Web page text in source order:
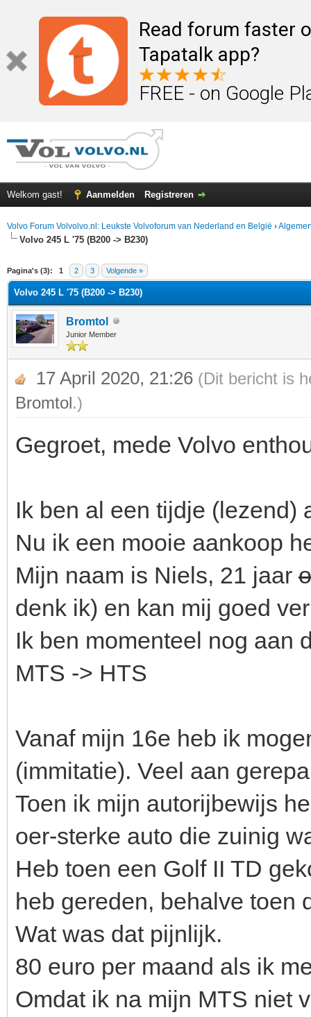
Read forum faster
Tapatalk app?
FREE - on Google
Welkom gast! Aanmelden Registreren
Volvo Forum Volvolvo.nl: Leukste Volvoforum van Nederland en België ›
Volvo 245 L '75 (B200 -> B230)
Pagina's (3): 1 2 3 Volgende »
waardering is 5
Volvo 245 L '75 (B200 -> B230)
Bromtol
Junior Member
17 April 2020, 21:26 (Dit bericht is
Bromtol.)
Gegroet, mede Volvo
Ik ben al een tijdje (lezend)
Nu ik een mooie aankoop
Mijn naam is Niels, 21 jaar
denk ik) en kan mij goed
Ik ben momenteel nog aan
MTS -> HTS
Vanaf mijn 16e heb ik
(immitatie). Veel aan
Toen ik mijn autorijbewijs
oer-sterke auto die zuinig
Heb toen een Golf II TD
heb gereden, behalve toen
Wat was dat pijnlijk.
80 euro per maand als ik
Omdat ik na mijn MTS niet